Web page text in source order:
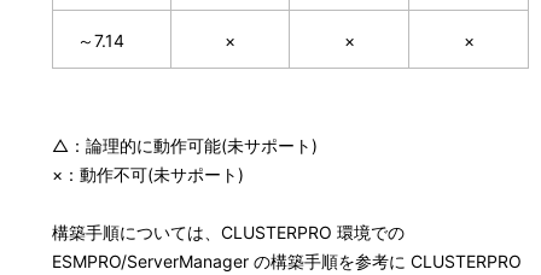
～7.14 × × ×
△：論理的に動作可能(未サポート)
×：動作不可(未サポート)
構築手順については、CLUSTERPRO 環境での
ESMPRO/ServerManager の構築手順を参考に CLUSTERPRO